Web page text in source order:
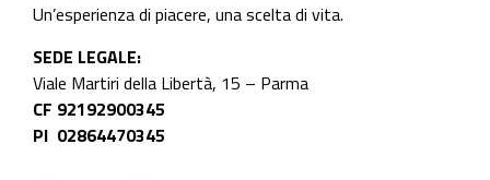
Un’esperienza di piacere, una scelta di vita.
SEDE LEGALE:
Viale Martiri della Libertà, 15 – Parma
CF 92192900345
PI 02864470345